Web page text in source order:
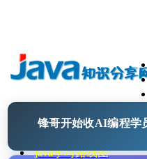
Java开源项目
java学习路线图
锋哥开始收AI编程学